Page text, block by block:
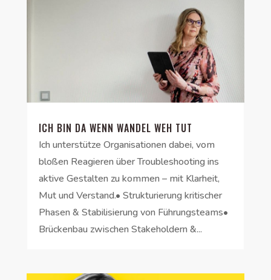
ICH BIN DA WENN WANDEL WEH TUT
Ich unterstütze Organisationen dabei, vom
bloßen Reagieren über Troubleshooting ins
aktive Gestalten zu kommen – mit Klarheit,
Mut und Verstand.• Strukturierung kritischer
Phasen & Stabilisierung von Führungsteams•
Brückenbau zwischen Stakeholdern &...